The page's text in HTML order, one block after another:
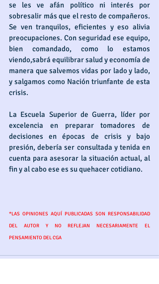
se les ve afán político ni interés por
sobresalir más que el resto de compañeros.
Se ven tranquilos, eficientes y eso alivia
preocupaciones. Con seguridad ese equipo,
bien comandado, como lo estamos
viendo,sabrá equilibrar salud y economía de
manera que salvemos vidas por lado y lado,
y salgamos como Nación triunfante de esta
crisis.
La Escuela Superior de Guerra, líder por
excelencia en preparar tomadores de
decisiones en épocas de crisis y bajo
presión, debería ser consultada y tenida en
cuenta para asesorar la situación actual, al
fin y al cabo ese es su quehacer cotidiano.
*LAS OPINIONES AQUÍ PUBLICADAS SON RESPONSABILIDAD
DEL AUTOR Y NO REFLEJAN NECESARIAMENTE EL
PENSAMIENTO DEL CGA